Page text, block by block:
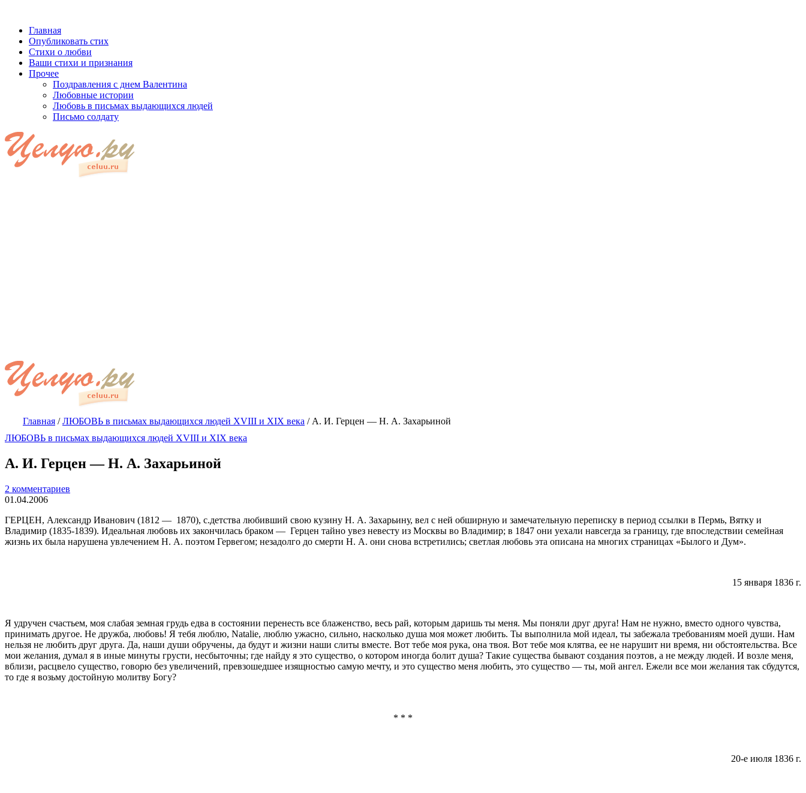
Главная
Опубликовать стих
Стихи о любви
Ваши стихи и признания
Прочее
Поздравления с днем Валентина
Любовные истории
Любовь в письмах выдающихся людей
Письмо солдату
Главная /ЛЮБОВЬ в письмах выдающихся людей XVIII и XIX века / А. И. Герцен — Н. А. Захарьиной
ЛЮБОВЬ в письмах выдающихся людей XVIII и XIX века
А. И. Герцен — Н. А. Захарьиной
2 комментариев
01.04.2006
ГЕРЦЕН, Александр Иванович (1812 — 1870), с.детства любивший свою кузину Н. А. Захарьину, вел с ней обширную и замечательную переписку в период ссылки в Пермь, Вятку и
Владимир (1835-1839). Идеальная любовь их закончилась браком — Герцен тайно увез невесту из Москвы во Владимир; в 1847 они уехали навсегда за границу, где впоследствии семейная
жизнь их была нарушена увлечением Н. А. поэтом Гервегом; незадолго до смерти Н. А. они снова встретились; светлая любовь эта опи­сана на многих страницах «Былого и Дум».
15 января 1836 г.
Я удручен счастьем, моя слабая земная грудь едва в состоянии перенесть все блаженство, весь рай, которым даришь ты меня. Мы поняли друг друга! Нам не нужно, вместо одного чувства,
принимать другое. Не дружба, любовь! Я тебя люблю, Natalie, люблю ужасно, сильно, насколько душа моя может любить. Ты вы­полнила мой идеал, ты забежала требованиям моей души. Нам
нельзя не любить друг друга. Да, наши души обручены, да будут и жизни наши слиты вместе. Вот тебе моя рука, она твоя. Вот тебе моя клятва, ее не нарушит ни время, ни обстоятельства. Все
мои желания, думал я в иные минуты грусти, несбыточны; где найду я это существо, о котором иногда болит душа? Такие существа бывают создания поэтов, а не между людей. И возле меня,
вблизи, расцвело существо, го­ворю без увеличений, превзошедшее изящностью самую мечту, и это существо меня любить, это суще­ство — ты, мой ангел. Ежели все мои желания так сбудутся,
то где я возьму достойную молитву Богу?
* * *
20-е июля 1836 г.